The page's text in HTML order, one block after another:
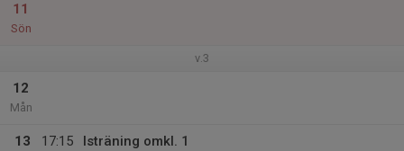
11
Sön
v.3
12
Mån
13
17:15
Isträning omkl. 1